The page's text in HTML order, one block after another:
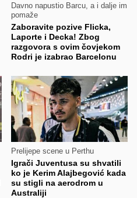
Davno napustio Barcu, a i dalje im
pomaže
Zaboravite pozive Flicka,
Laporte i Decka! Zbog
razgovora s ovim čovjekom
Rodri je izabrao Barcelonu
Prelijepe scene u Perthu
Igrači Juventusa su shvatili
ko je Kerim Alajbegović kada
su stigli na aerodrom u
Australiji